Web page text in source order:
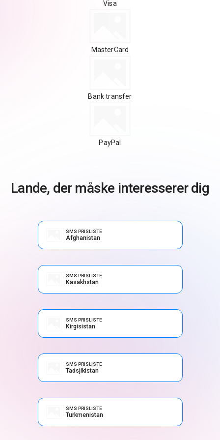
Visa
MasterCard
Bank transfer
PayPal
Lande, der måske interesserer dig
SMS PRISLISTE
Afghanistan
SMS PRISLISTE
Kasakhstan
SMS PRISLISTE
Kirgisistan
SMS PRISLISTE
Tadsjikistan
SMS PRISLISTE
Turkmenistan